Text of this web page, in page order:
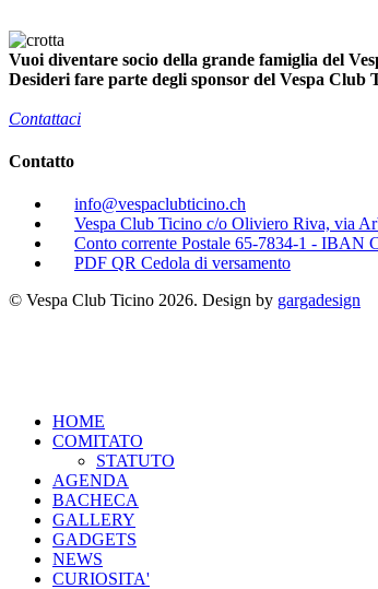
Vuoi diventare socio della grande famiglia del
Desideri fare parte degli sponsor del Vespa Club
Contattaci
Contatto
info@vespaclubticino.ch
Vespa Club Ticino c/o Oliviero Riva, via
Conto corrente Postale 65-7834-1 - IBAN
PDF QR Cedola di versamento
© Vespa Club Ticino 2026. Design by gargadesign
HOME
COMITATO
STATUTO
AGENDA
BACHECA
GALLERY
GADGETS
NEWS
CURIOSITA'